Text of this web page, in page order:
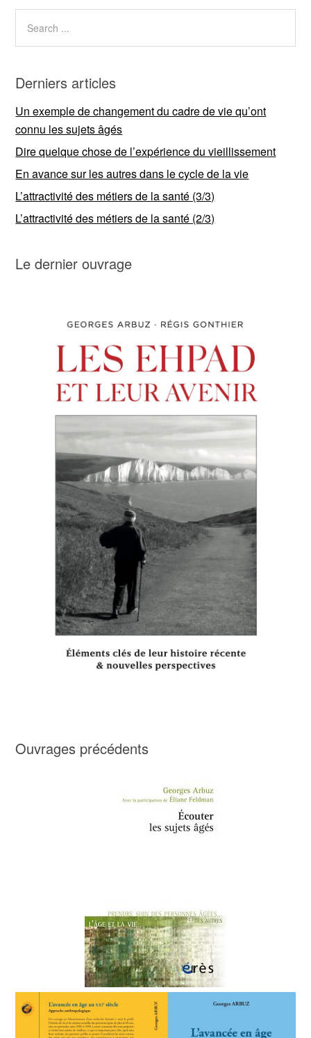
Derniers articles
Un exemple de changement du cadre de vie qu’ont
connu les sujets âgés
Dire quelque chose de l’expérience du vieillissement
En avance sur les autres dans le cycle de la vie
L’attractivité des métiers de la santé (3/3)
L’attractivité des métiers de la santé (2/3)
Le dernier ouvrage
Ouvrages précédents